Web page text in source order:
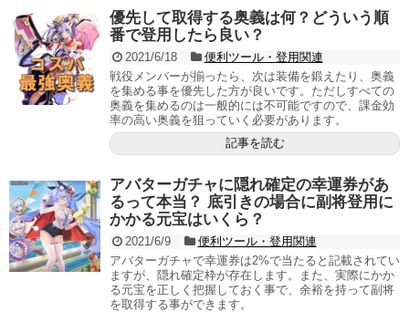
優先して取得する奥義は何？どういう順
番で登用したら良い？
2021/6/18
便利ツール・登用関連
戦役メンバーが揃ったら、次は装備を鍛えたり、奥義
を集める事を優先した方が良いです。ただしすべての
奥義を集めるのは一般的には不可能ですので、課金効
率の高い奥義を狙っていく必要があります。
記事を読む
アバターガチャに隠れ確定の幸運券があ
るって本当？ 底引きの場合に副将登用に
かかる元宝はいくら？
2021/6/9
便利ツール・登用関連
アバターガチャで幸運券は2%で当たると記載されてい
ますが、隠れ確定枠が存在します。また、実際にかか
る元宝を正しく把握しておく事で、余裕を持って副将
を取得する事ができます。